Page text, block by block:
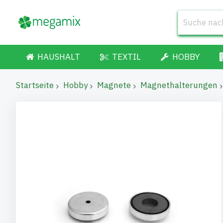
HAUSHALT TEXTIL HOBBY
Startseite Hobby Magnete Magnethalterungen